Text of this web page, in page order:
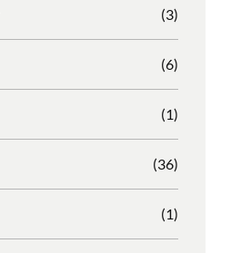
(3)
(6)
(1)
(36)
(1)